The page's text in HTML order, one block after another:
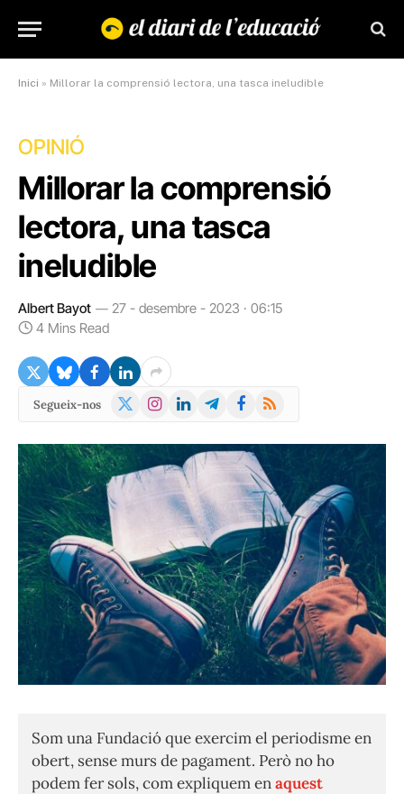
Inici » Millorar la comprensió lectora, una tasca ineludible
OPINIÓ
Millorar la comprensió
lectora, una tasca
ineludible
Albert Bayot
27 - desembre - 2023 · 06:15
4 Mins Read
Segueix-nos
X
Instagram
LinkedInTelegramFacebook
RSS
Som una Fundació que exercim el periodisme en
obert, sense murs de pagament. Però no ho
podem fer sols, com expliquem enaquest